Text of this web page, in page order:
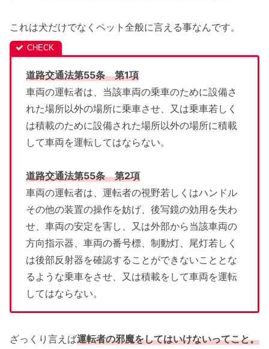
これは犬だけでなくペット全般に言える事なんです。
道路交通法第55条 第1項
車両の運転者は、当該車両の乗車のために設備さ
れた場所以外の場所に乗車させ、又は乗車若しく
は積載のために設備された場所以外の場所に積載
して車両を運転してはならない。
道路交通法第55条 第2項
車両の運転者は、運転者の視野若しくはハンドル
その他の装置の操作を妨げ、後写鏡の効用を失わ
せ、車両の安定を害し、又は外部から当該車両の
方向指示器、車両の番号標、制動灯、尾灯若しく
は後部反射器を確認することができないこととな
るような乗車をさせ、又は積載をして車両を運転
してはならない。
ざっくり言えば運転者の邪魔をしてはいけないってこと。